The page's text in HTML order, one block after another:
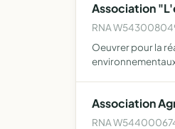
Association
RNA
Oeuvrer pour la
Association
RNA